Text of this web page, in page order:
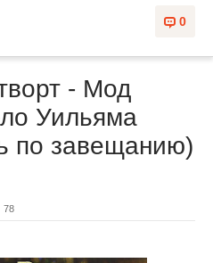
0
- Мод
Уильяма
по завещанию)
78